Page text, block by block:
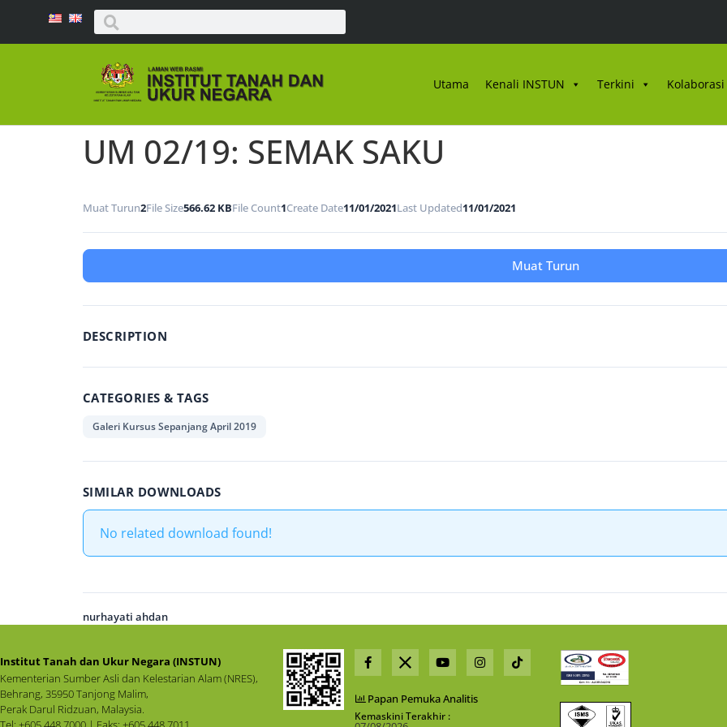
Utama Kenali INSTUN Terkini
UM 02/19: SEMAK SAKU
Muat Turun2File Size566.62 KBFile Count1Create Date11/01/2021Last Updated11/01/2021
Muat Turun
DESCRIPTION
CATEGORIES & TAGS
Galeri Kursus Sepanjang April 2019
SIMILAR DOWNLOADS
No related download found!
nurhayati ahdan
Institut Tanah dan Ukur Negara (INSTUN)
Kementerian Sumber Asli dan Kelestarian Alam (NRES),
Behrang, 35950 Tanjong Malim,
Perak Darul Ridzuan, Malaysia.
Papan Pemuka Analitis
Kemaskini Terakhir :